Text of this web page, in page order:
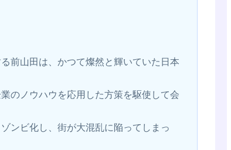
前山田は、かつて燦然と輝いていた日本
のノウハウを応用した方策を駆使して会
ンビ化し、街が大混乱に陥ってしまっ